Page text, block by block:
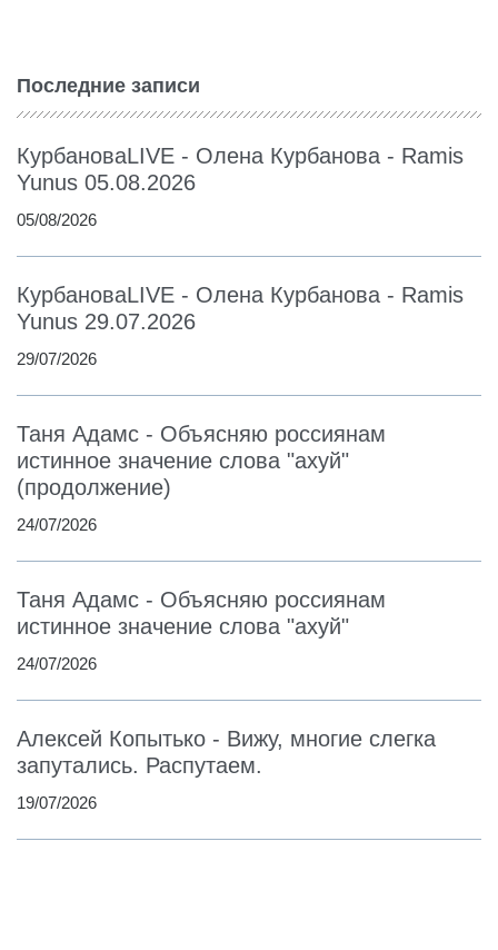
Последние записи
КурбановаLIVE - Олена Курбанова - Ramis
Yunus 05.08.2026
05/08/2026
КурбановаLIVE - Олена Курбанова - Ramis
Yunus 29.07.2026
29/07/2026
Таня Адамс - Объясняю россиянам
истинное значение слова "ахуй"
(продолжение)
24/07/2026
Таня Адамс - Объясняю россиянам
истинное значение слова "ахуй"
24/07/2026
Алексей Копытько - Вижу, многие слегка
запутались. Распутаем.
19/07/2026